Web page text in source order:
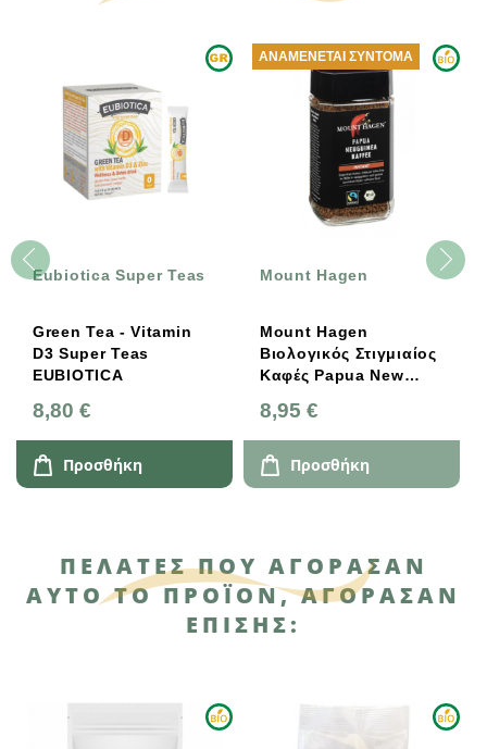
Eubiotica Super Teas
Green Tea - Vitamin
D3 Super Teas
EUBIOTICA
8,80 €
Προσθήκη
Mount Hagen
Mount Hagen
Βιολογικός Στιγμιαίος
Καφές Papua New
8,95 €
ΑΝΑΜΈΝΕΤΑΙ ΣΎΝΤΟΜΑ
Προσθήκη
ΠΕΛΆΤΕΣ ΠΟΥ ΑΓΌΡΑΣΑΝ
ΑΥΤΌ ΤΟ ΠΡΟΪΌΝ, ΑΓΌΡΑΣΑΝ
ΕΠΊΣΗΣ: